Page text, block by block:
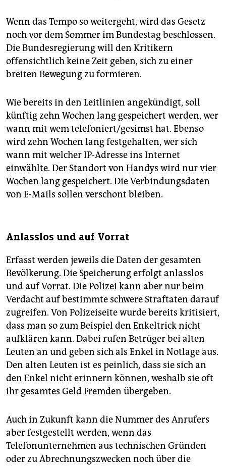
Wenn das Tempo so weitergeht, wird das Gesetz
noch vor dem Sommer im Bundestag beschlossen.
Die Bundesregierung will den Kritikern
offensichtlich keine Zeit geben, sich zu einer
breiten Bewegung zu formieren.
Wie bereits in den Leitlinien angekündigt, soll
künftig zehn Wochen lang gespeichert werden, wer
wann mit wem telefoniert/gesimst hat. Ebenso
wird zehn Wochen lang festgehalten, wer sich
wann mit welcher IP-Adresse ins Internet
einwählte. Der Standort von Handys wird nur vier
Wochen lang gespeichert. Die Verbindungsdaten
von E-Mails sollen verschont bleiben.
Anlasslos und auf Vorrat
Erfasst werden jeweils die Daten der gesamten
Bevölkerung. Die Speicherung erfolgt anlasslos
und auf Vorrat. Die Polizei kann aber nur beim
Verdacht auf bestimmte schwere Straftaten darauf
zugreifen. Von Polizeiseite wurde bereits kritisiert,
dass man so zum Beispiel den Enkeltrick nicht
aufklären kann. Dabei rufen Betrüger bei alten
Leuten an und geben sich als Enkel in Notlage aus.
Den alten Leuten ist es peinlich, dass sie sich an
den Enkel nicht erinnern können, weshalb sie oft
ihr gesamtes Geld Fremden übergeben.
Auch in Zukunft kann die Nummer des Anrufers
aber festgestellt werden, wenn das
Telefonunternehmen aus technischen Gründen
oder zu Abrechnungszwecken noch über die